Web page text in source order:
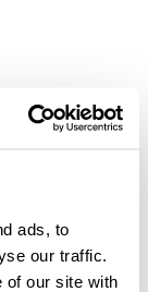
ads, to
our traffic.
of our site with